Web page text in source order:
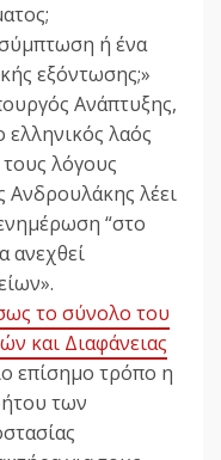
σύμπτωση ή ένα
εξόντωσης;»
Ανάπτυξης,
ελληνικός λαός
λόγους
λέει
“στο
ανεχθεί
το σύνολο του
και Διαφάνειας
επίσημο τρόπο η
των